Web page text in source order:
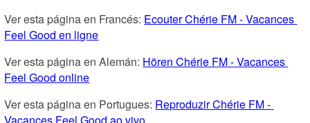
Ver esta página en Francés: Ecouter Chérie FM - Vacances
Feel Good en ligne
Ver esta página en Alemán: Hören Chérie FM - Vacances
Feel Good online
Ver esta página en Portugues: Reproduzir Chérie FM -
Vacances Feel Good ao vivo